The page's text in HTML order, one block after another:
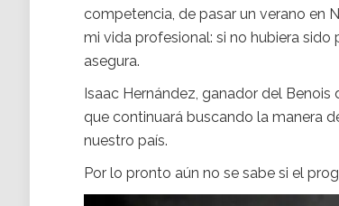
competencia, de pasar un verano en
mi vida profesional: si no hubiera sido
asegura.
Isaac Hernández, ganador del
que continuará buscando la manera
nuestro país.
Por lo pronto aún no se sabe si el